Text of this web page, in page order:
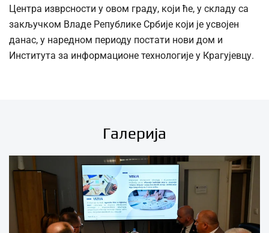
Центра изврсности у овом граду, који ће, у складу са
закључком Владе Републике Србије који је усвојен
данас, у наредном периоду постати нови дом и
Института за информационе технологије у Крагујевцу.
Галерија